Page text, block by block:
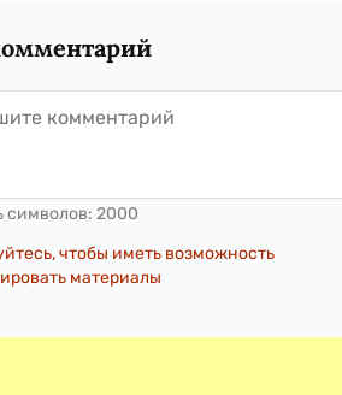
символов: 2000
чтобы иметь возможность
материалы